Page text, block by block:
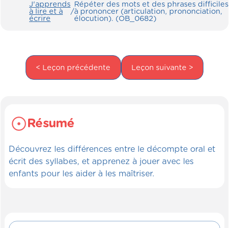
J'apprends
à lire et à
écrire
/
Répéter des mots et des phrases difficiles
à prononcer (articulation, prononciation,
élocution). (OB_0682)
< Leçon précédente Leçon suivante >
Résumé
Découvrez les différences entre le décompte oral et
écrit des syllabes, et apprenez à jouer avec les
enfants pour les aider à les maîtriser.